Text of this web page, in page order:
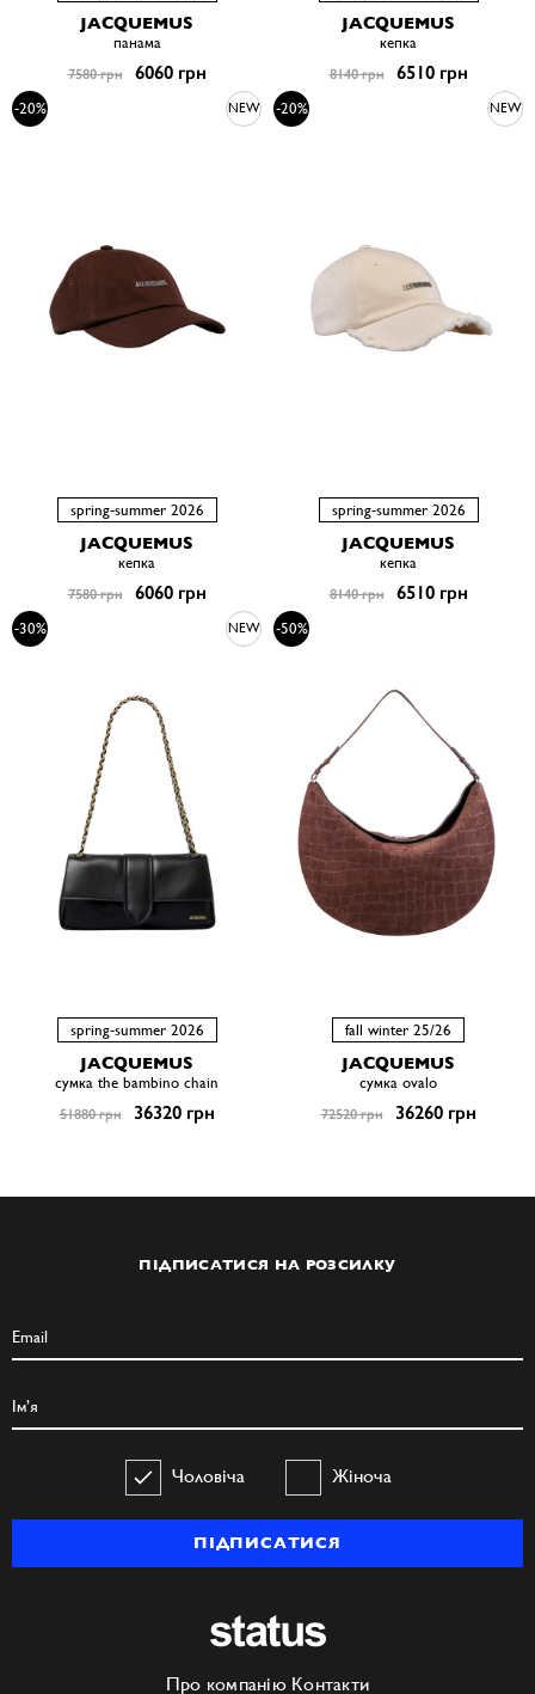
JACQUEMUS
панама
7580 грн 6060 грн
JACQUEMUS
кепка
8140 грн 6510 грн
-20% NEW
spring-summer 2026
JACQUEMUS
кепка
7580 грн 6060 грн
-20% NEW
spring-summer 2026
JACQUEMUS
кепка
8140 грн 6510 грн
-30% NEW
spring-summer 2026
JACQUEMUS
сумка the bambino chain
51880 грн 36320 грн
-50%
fall winter 25/26
JACQUEMUS
сумка ovalo
72520 грн 36260 грн
ПІДПИСАТИСЯ НА РОЗСИЛКУ
Чоловіча Жіноча
ПІДПИСАТИСЯ
Про компанію Контакти